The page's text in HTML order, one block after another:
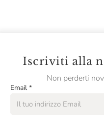
Iscriviti alla
Non perderti
Email *